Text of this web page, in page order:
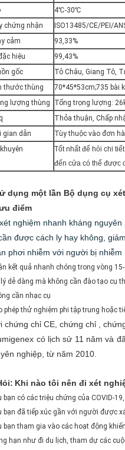
4℃-30℃
chứng nhận
ISO13485/CE/PEI/
cảm
93,33%
hiệu
99,43%
gốc
Tô Châu, Giang Tô,
thước thùng
70*45*53cm;735 bài
lượng thùng
Tổng trọng lượng:
Thỏa thuận, Chấp
gian dẫn
Tùy thuộc vào đơn
Tốt nhất để hỏi chi
đến cửa có thể được
dụng một lần Bộ dụng cụ
điểm
nghiệm nhanh kháng
được cách ly hay không,
phơi nhiễm với người bị
kết quả nhanh chóng trong vòng
dễ dàng mà không cần đào tạo cụ
cần nhạc cụ
phép thử nghiệm phi tập trung hoặc
chứng chỉ CE, chứng chỉ ,
có lịch sử 11 năm và
nghiệp, từ năm 2010.
Khi nào tôi nên đi xét
bạn có các triệu chứng của COVID-
bạn đã tiếp xúc gần với người được
bạn tham gia vào các hoạt động
hạn như đi du lịch, tham dự các